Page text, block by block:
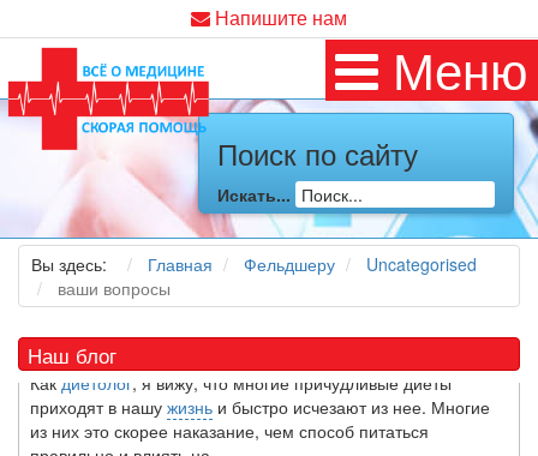
Напишите нам
Меню
Поиск по сайту
Искать...
Вы здесь: Главная Фельдшеру
Uncategorised
ваши вопросы
Наш блог
Как я заболел во время локдауна?
Это странная ситуация:вы соблюдали все меры
предосторожности COVID-19 (вы почти все время дома),
но, тем не менее, вы каким-то образом простудились. Вы
можете задаться...
5 причин обратить внимание на средиземноморскую диету
Какдиетолог, я вижу, что многие причудливые диеты
приходят в нашужизньи быстро исчезают из нее. Многие
из них это скорее наказание, чем способ питаться
правильно и влиять на...